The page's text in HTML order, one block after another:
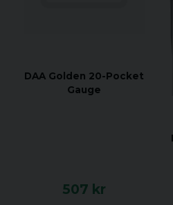
DAA Golden 20-Pocket
Gauge
507 kr